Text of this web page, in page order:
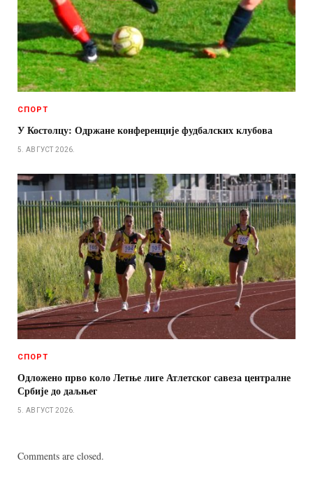
СПОРТ
У Костолцу: Одржане конференције фудбалских клубова
5. АВГУСТ 2026.
СПОРТ
Одложено прво коло Летње лиге Атлетског савеза централне
Србије до даљњег
5. АВГУСТ 2026.
Comments are closed.